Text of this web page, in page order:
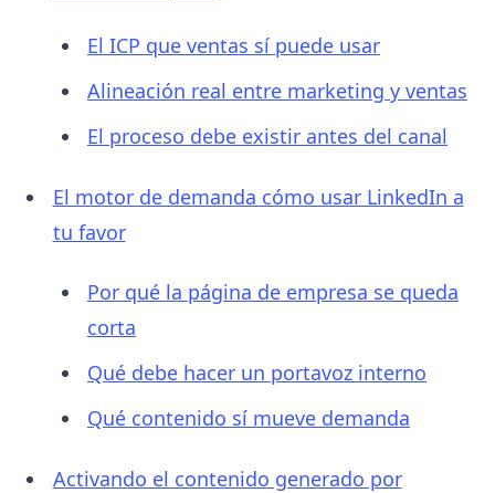
El ICP que ventas sí puede usar
Alineación real entre marketing y ventas
El proceso debe existir antes del canal
El motor de demanda cómo usar LinkedIn a
tu favor
Por qué la página de empresa se queda
corta
Qué debe hacer un portavoz interno
Qué contenido sí mueve demanda
Activando el contenido generado por